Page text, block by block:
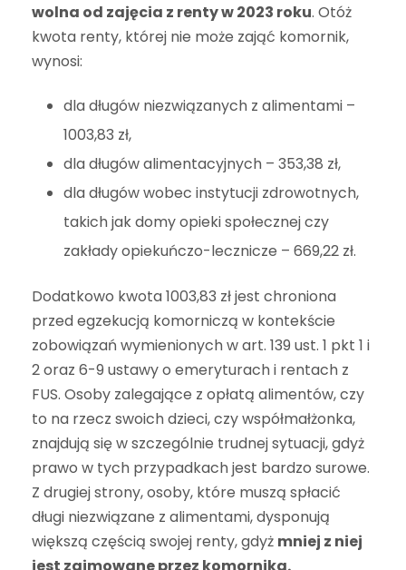
wolna od zajęcia z renty w 2023 roku. Otóż
kwota renty, której nie może zająć komornik,
wynosi:
dla długów niezwiązanych z alimentami –
1003,83 zł,
dla długów alimentacyjnych – 353,38 zł,
dla długów wobec instytucji zdrowotnych,
takich jak domy opieki społecznej czy
zakłady opiekuńczo-lecznicze – 669,22 zł.
Dodatkowo kwota 1003,83 zł jest chroniona
przed egzekucją komorniczą w kontekście
zobowiązań wymienionych w art. 139 ust. 1 pkt 1 i
2 oraz 6-9 ustawy o emeryturach i rentach z
FUS. Osoby zalegające z opłatą alimentów, czy
to na rzecz swoich dzieci, czy współmałżonka,
znajdują się w szczególnie trudnej sytuacji, gdyż
prawo w tych przypadkach jest bardzo surowe.
Z drugiej strony, osoby, które muszą spłacić
długi niezwiązane z alimentami, dysponują
większą częścią swojej renty, gdyż mniej z niej
jest zajmowane przez komornika.